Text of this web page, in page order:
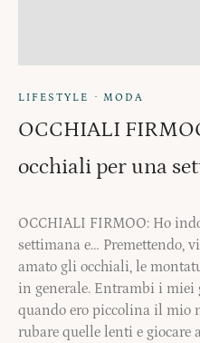
LIFESTYLE · MODA
OCCHIALI
occhiali per una
OCCHIALI FIRMOO: Ho
settimana e… Premettendo,
amato gli occhiali, le
in generale. Entrambi i
quando ero piccolina il mio
rubare quelle lenti e giocare